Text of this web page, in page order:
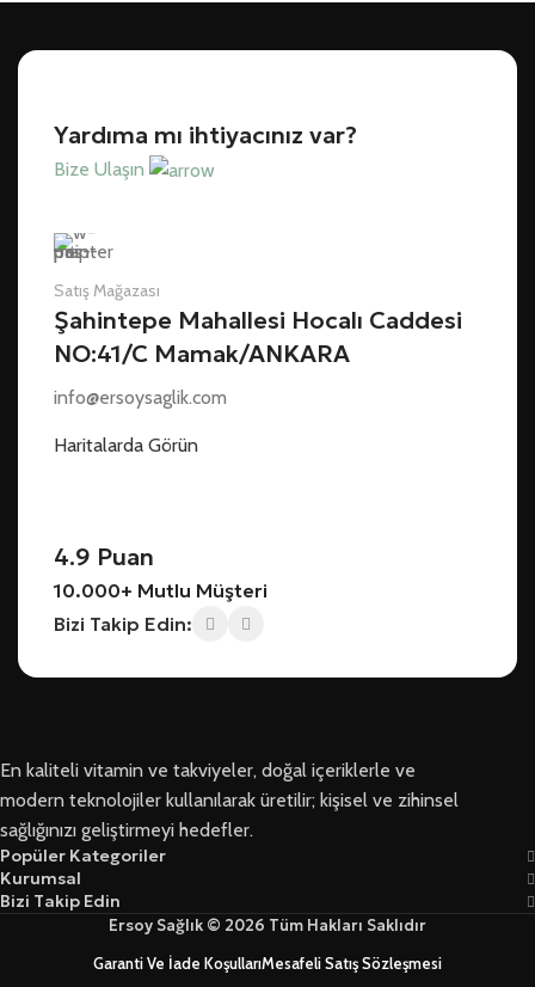
Yardıma mı ihtiyacınız var?
Bize Ulaşın
Satış Mağazası
Şahintepe Mahallesi Hocalı Caddesi
NO:41/C Mamak/ANKARA
info@ersoysaglik.com
Haritalarda Görün
4.9 Puan
10.000+ Mutlu Müşteri
Bizi Takip Edin:
En kaliteli vitamin ve takviyeler, doğal içeriklerle ve
modern teknolojiler kullanılarak üretilir; kişisel ve zihinsel
sağlığınızı geliştirmeyi hedefler.
Popüler Kategoriler
Kurumsal
Bizi Takip Edin
Ersoy Sağlık © 2026 Tüm Hakları Saklıdır
Garanti Ve İade KoşullarıMesafeli Satış Sözleşmesi